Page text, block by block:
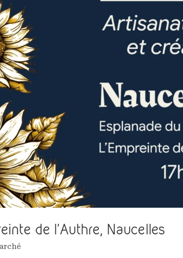
de l’Authre, Naucelles